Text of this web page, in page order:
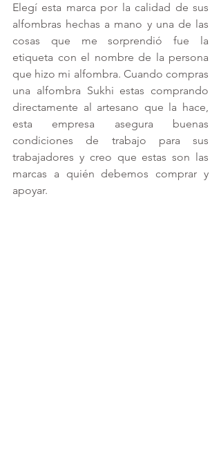
Elegí esta marca por la calidad de sus
alfombras hechas a mano y una de las
cosas que me sorprendió fue la
etiqueta con el nombre de la persona
que hizo mi alfombra. Cuando compras
una alfombra Sukhi estas comprando
directamente al artesano que la hace,
esta empresa asegura buenas
condiciones de trabajo para sus
trabajadores y creo que estas son las
marcas a quién debemos comprar y
apoyar.